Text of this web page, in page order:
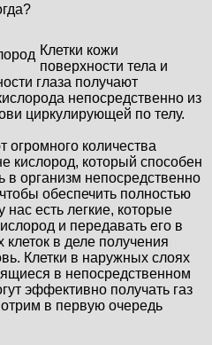
Клетки кожи
поверхности тела и
глаза получают
непосредственно из
циркулирующей по телу.
огромного количества
кислород, который способен
организм непосредственно
обеспечить полностью
нас есть легкие, которые
и передавать его в
в деле получения
Клетки в наружных слоях
в непосредственном
эффективно получать газ
в первую очередь